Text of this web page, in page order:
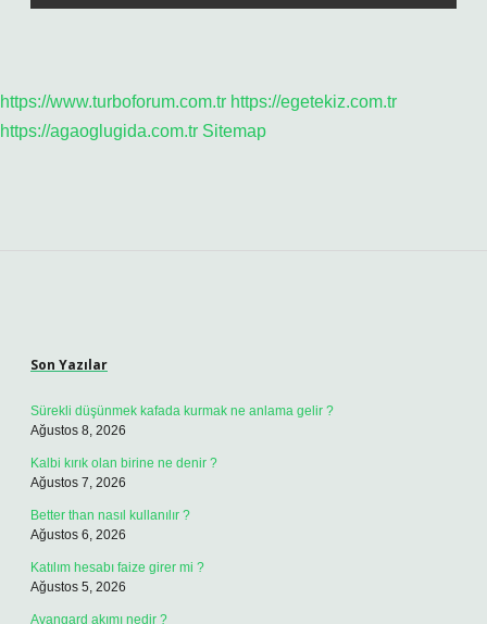
https://www.turboforum.com.tr https://egetekiz.com.tr
https://agaoglugida.com.tr Sitemap
Son Yazılar
Sürekli düşünmek kafada kurmak ne anlama gelir ?
Ağustos 8, 2026
Kalbi kırık olan birine ne denir ?
Ağustos 7, 2026
Better than nasıl kullanılır ?
Ağustos 6, 2026
Katılım hesabı faize girer mi ?
Ağustos 5, 2026
Avangard akımı nedir ?